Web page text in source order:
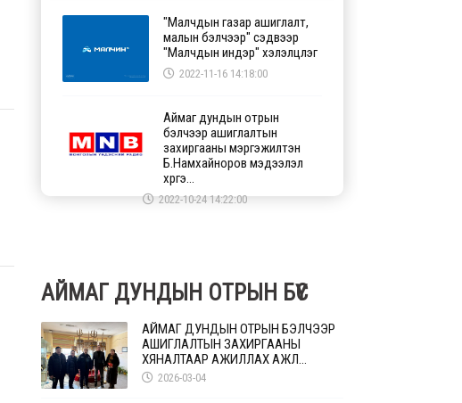
"Малчдын газар ашиглалт,
малын бэлчээр" сэдвээр
"Малчдын индэр" хэлэлцүүлэг
2022-11-16 14:18:00
Аймаг дундын отрын
бэлчээр ашиглалтын
захиргааны мэргэжилтэн
Б.Намхайноров мэдээлэл
хүргэ...
2022-10-24 14:22:00
АЙМАГ ДУНДЫН ОТРЫН БҮС
АЙМАГ ДУНДЫН ОТРЫН БЭЛЧЭЭР
АШИГЛАЛТЫН ЗАХИРГААНЫ
ХЯНАЛТААР АЖИЛЛАХ АЖЛ...
2026-03-04